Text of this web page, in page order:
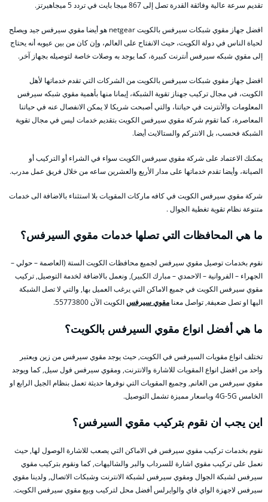
تقديم سرعة عالية وفائقة القدرة تصل إلى 867 ميجا بايت في تردد 5 ميجاهيرتز.
افضل جهاز مقوي شبكات سيرفس بالكويت netgear هو أيضا مقوي سيرفس جيد ويصلح
لحياة الناس في دولة الكويت، حيث الانفتاح على العالم، وإن كان من بين عيوبه أنه يحتاج
إلى مقوي شبكه سيرفس أنترنت كبيرة، كما يوجد به وصلات خاصة لتوصيله بجهاز آخر.
افضل جهاز مقوي شبكات سيرفس بالكويت من الشركات التي تقدم خدماتها لأهل
الكويت، في مجال تركيب جهناز تقوية الشبكة، إيمانا منها بأهمية مقوي شبكه سيرفس
المعلومات والأنترنت في حياتنا، والتي أصبحت شريكا لا يمكن الانفصال عنه في حياتنا
المعاصرة، كما تقوم شركة مقوي سيرفس الكويت بتقديم خدمات ليس في مجال تقوية
الشبكة فحسب، بل الانتركم والستالايت أيضا.
يمكنك الاعتماد على شركة مقوي سيرفس الكويت سواء في الشراء أو التركيب أو
الصيانة، وأيضا تقدم خدماتها على مدار الأربع والعشرين ساعه من خلال فريق عمل مدرب.
شركة مقوي سيرفس الكويت في كافه ماركات المقويات بلا استثناء بالاضافة الى خدمات
متنوعة نظام تقوية تغطية الجوال .
ما هي المحافظات التي تصلها خدمات مقوي السيرفس؟
نقوم بخدمات توصيل مقوي سيرفس لجميع محافظات الكويت الستة (العاصمة – حولي –
الجهراء – الفروانية – الاحمدي – مبارك الكبير), ونعمل بالاضافة لخدمة التوصيل, تركيب
مقوي سيرفس الكويت في جميع الاماكن التي يرغب العميل بها, والتي لا تصل الشبكة
اليها او تصل ضعيفة, تواصل معنا مقوي سيرفسالكويت الآن 55773800.
ما هي أفضل انواع مقوي السيرفس بالكويت؟
تختلف انواع مقويات السيرفس في الكويت, حيث يوجد مقوي سيرفس من زين ويعتبر
واحد من افضل انواع المقويات للاشارة والانترنت, ومقوي سيرفس فول سيل, كما ويوجد
مقوي سيرفس من الغانم, وجميع المقويات التي نوفرها حديثة تعمل بنظام الجيل الرابع او
الخامس 4G-5G وباسعار مميزة تشمل التوصيل.
اين يجب ان نقوم بتركيب مقوي السيرفس؟
نقوم بخدمات تركيب مقوي سيرفس في الاماكن التي يصعب للاشارة الوصول لها, حيث
نعمل على تركيب مقوي اشارة للسرداب والبر والشاليهات, كما ونقوم بتركيب مقوي
سيرفس لشبكة الجوال ومقوي سيرفس لشبكة الانترنت وشبكات الاتصال, ولدينا مقوي
سيرفس لاجهزة الواي فاي والوايرلس أفضل محل لتركيب وبيع مقوي سيرفس الكويت.